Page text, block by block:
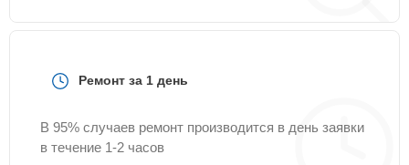
Ремонт за 1 день
В 95% случаев ремонт производится в день заявки
в течение 1-2 часов